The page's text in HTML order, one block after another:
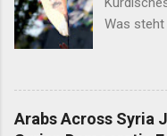
Was steht
werden
12:46
Arabs Across Syria